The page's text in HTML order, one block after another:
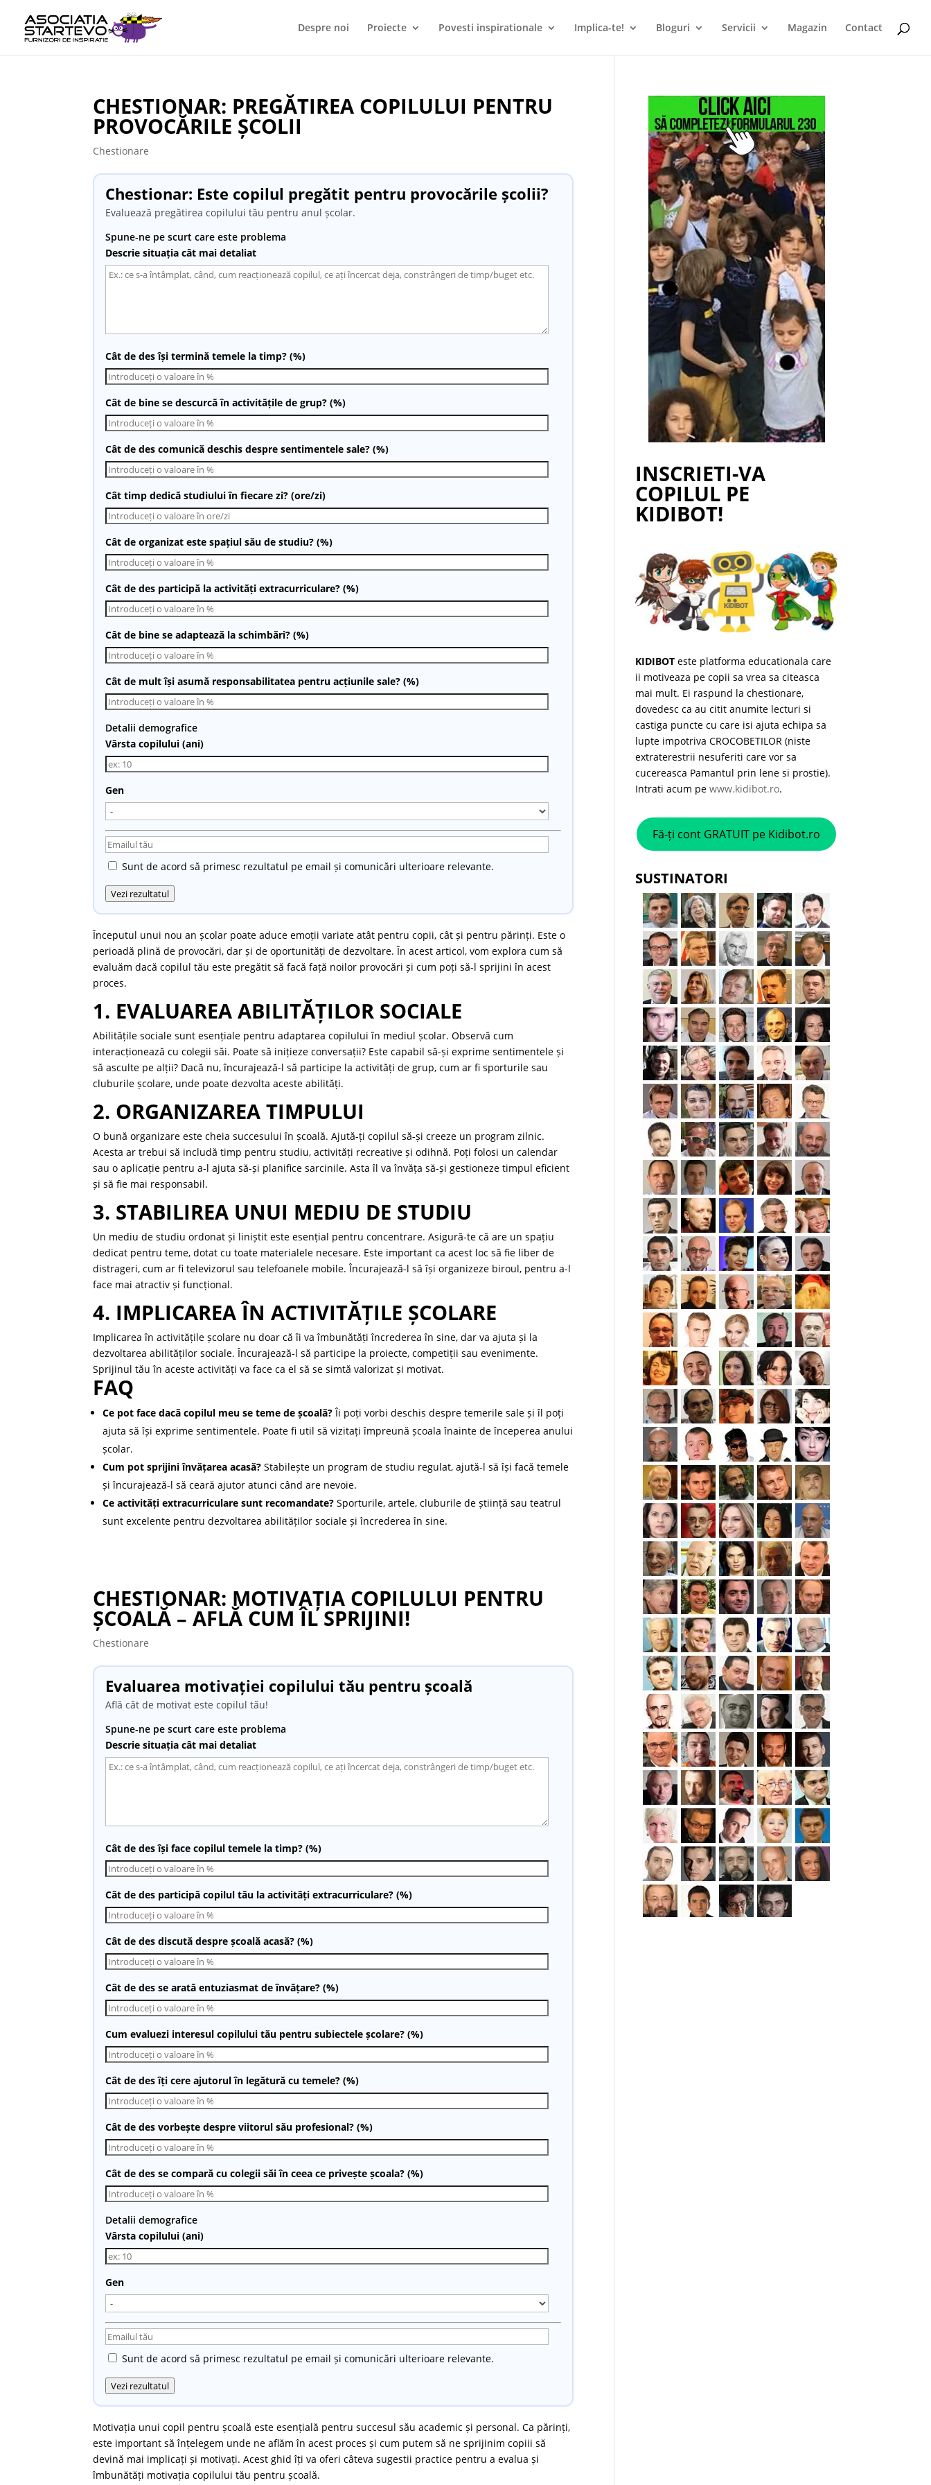
Despre noi Proiecte Povesti inspirationale Implica-te! Bloguri Servicii Magazin Contact
CHESTIONAR: PREGĂTIREA COPILULUI PENTRU
PROVOCĂRILE ȘCOLII
Chestionare
Chestionar: Este copilul pregătit pentru provocările școlii?
Evaluează pregătirea copilului tău pentru anul școlar.
Spune-ne pe scurt care este problema
Descrie situația cât mai detaliat
Cât de des își termină temele la timp? (%)
Cât de bine se descurcă în activitățile de grup? (%)
Cât de des comunică deschis despre sentimentele sale? (%)
Cât timp dedică studiului în fiecare zi? (ore/zi)
Cât de organizat este spațiul său de studiu? (%)
Cât de des participă la activități extracurriculare? (%)
Cât de bine se adaptează la schimbări? (%)
Cât de mult își asumă responsabilitatea pentru acțiunile sale? (%)
Detalii demografice
Vârsta copilului (ani)
Gen
Sunt de acord să primesc rezultatul pe email și comunicări ulterioare relevante.
Vezi rezultatul
Începutul unui nou an școlar poate aduce emoții variate atât pentru copii, cât și pentru părinți. Este o
perioadă plină de provocări, dar și de oportunități de dezvoltare. În acest articol, vom explora cum să
evaluăm dacă copilul tău este pregătit să facă față noilor provocări și cum poți să-l sprijini în acest
proces.
1. EVALUAREA ABILITĂȚILOR SOCIALE
Abilitățile sociale sunt esențiale pentru adaptarea copilului în mediul școlar. Observă cum
interacționează cu colegii săi. Poate să inițieze conversații? Este capabil să-și exprime sentimentele și
să asculte pe alții? Dacă nu, încurajează-l să participe la activități de grup, cum ar fi sporturile sau
cluburile școlare, unde poate dezvolta aceste abilități.
2. ORGANIZAREA TIMPULUI
O bună organizare este cheia succesului în școală. Ajută-ți copilul să-și creeze un program zilnic.
Acesta ar trebui să includă timp pentru studiu, activități recreative și odihnă. Poți folosi un calendar
sau o aplicație pentru a-l ajuta să-și planifice sarcinile. Asta îl va învăța să-și gestioneze timpul eficient
și să fie mai responsabil.
3. STABILIREA UNUI MEDIU DE STUDIU
Un mediu de studiu ordonat și liniștit este esențial pentru concentrare. Asigură-te că are un spațiu
dedicat pentru teme, dotat cu toate materialele necesare. Este important ca acest loc să fie liber de
distrageri, cum ar fi televizorul sau telefoanele mobile. Încurajează-l să își organizeze biroul, pentru a-l
face mai atractiv și funcțional.
4. IMPLICAREA ÎN ACTIVITĂȚILE ȘCOLARE
Implicarea în activitățile școlare nu doar că îi va îmbunătăți încrederea în sine, dar va ajuta și la
dezvoltarea abilităților sociale. Încurajează-l să participe la proiecte, competiții sau evenimente.
Sprijinul tău în aceste activități va face ca el să se simtă valorizat și motivat.
FAQ
Ce pot face dacă copilul meu se teme de școală?Îi poți vorbi deschis despre temerile sale și îl poți
ajuta să își exprime sentimentele. Poate fi util să vizitați împreună școala înainte de începerea anului
școlar.
Cum pot sprijini învățarea acasă? Stabilește un program de studiu regulat, ajută-l să își facă temele
și încurajează-l să ceară ajutor atunci când are nevoie.
Ce activități extracurriculare sunt recomandate? Sporturile, artele, cluburile de știință sau teatrul
sunt excelente pentru dezvoltarea abilităților sociale și încrederea în sine.
CHESTIONAR: MOTIVAȚIA COPILULUI PENTRU
ȘCOALĂ – AFLĂ CUM ÎL SPRIJINI!
Chestionare
Evaluarea motivației copilului tău pentru școală
Află cât de motivat este copilul tău!
Spune-ne pe scurt care este problema
Descrie situația cât mai detaliat
Cât de des își face copilul temele la timp? (%)
Cât de des participă copilul tău la activități extracurriculare? (%)
Cât de des discută despre școală acasă? (%)
Cât de des se arată entuziasmat de învățare? (%)
Cum evaluezi interesul copilului tău pentru subiectele școlare? (%)
Cât de des îți cere ajutorul în legătură cu temele? (%)
Cât de des vorbește despre viitorul său profesional? (%)
Cât de des se compară cu colegii săi în ceea ce privește școala? (%)
Detalii demografice
Vârsta copilului (ani)
Gen
Sunt de acord să primesc rezultatul pe email și comunicări ulterioare relevante.
Vezi rezultatul
Motivația unui copil pentru școală este esențială pentru succesul său academic și personal. Ca părinți,
este important să înțelegem unde ne aflăm în acest proces și cum putem să ne sprijinim copiii să
devină mai implicați și motivați. Acest ghid îți va oferi câteva sugestii practice pentru a evalua și
îmbunătăți motivația copilului tău pentru școală.
INSCRIETI-VA
COPILUL PE
KIDIBOT!
KIDIBOT este platforma educationala care
ii motiveaza pe copii sa vrea sa citeasca
mai mult. Ei raspund la chestionare,
dovedesc ca au citit anumite lecturi si
castiga puncte cu care isi ajuta echipa sa
lupte impotriva CROCOBETILOR (niste
extraterestrii nesuferiti care vor sa
cucereasca Pamantul prin lene si prostie).
Intrati acum pewww.kidibot.ro.
Fă-ți cont GRATUIT pe Kidibot.ro
SUSTINATORI